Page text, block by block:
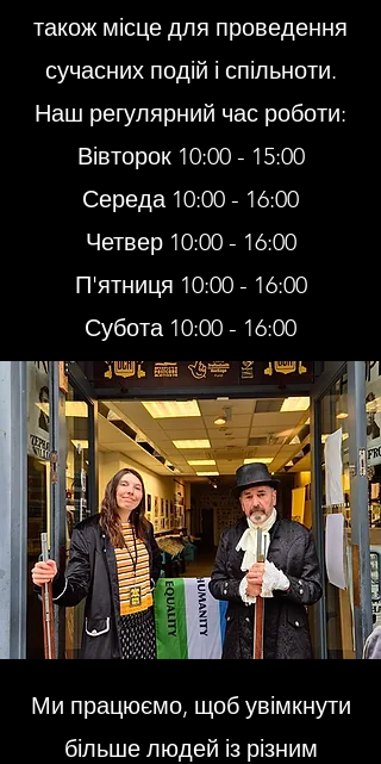
також місце для проведення
сучасних подій і спільноти.
Наш регулярний час роботи:
Вівторок 10:00 - 15:00
Середа 10:00 - 16:00
Четвер 10:00 - 16:00
П'ятниця 10:00 - 16:00
Субота 10:00 - 16:00
Ми працюємо, щоб увімкнути
більше людей із різним